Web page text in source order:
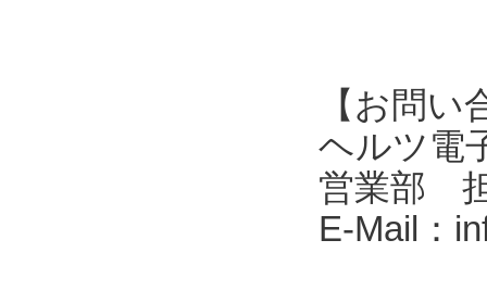
【お問い
ヘルツ電
営業部
E-Mail：